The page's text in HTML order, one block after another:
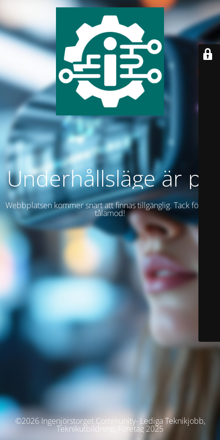
Underhållsläge är på
Webbplatsen kommer snart att finnas tillgänglig. Tack för ditt
tålamod!
©2026 Ingenjörstorget Community- Lediga Teknikjobb,
Teknikutbildning, Företag 2025